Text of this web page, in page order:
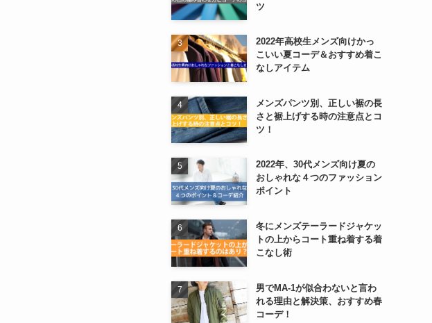
ツ
2022年高校生メンズ向けかっ
こいい夏コーデ＆おすすめ着こ
なしアイテム
メンズパンツ別、正しい裾の長
さと裾上げする時の注意点とコ
ツ！
2022年、30代メンズ向け夏の
おしゃれな４つのファッション
ポイント
冬にメンズテーラードジャケッ
トの上からコート重ね着する着
こなし術
男でMA-1が似合わないと言わ
れる理由と解決策、おすすめ春
コーデ！